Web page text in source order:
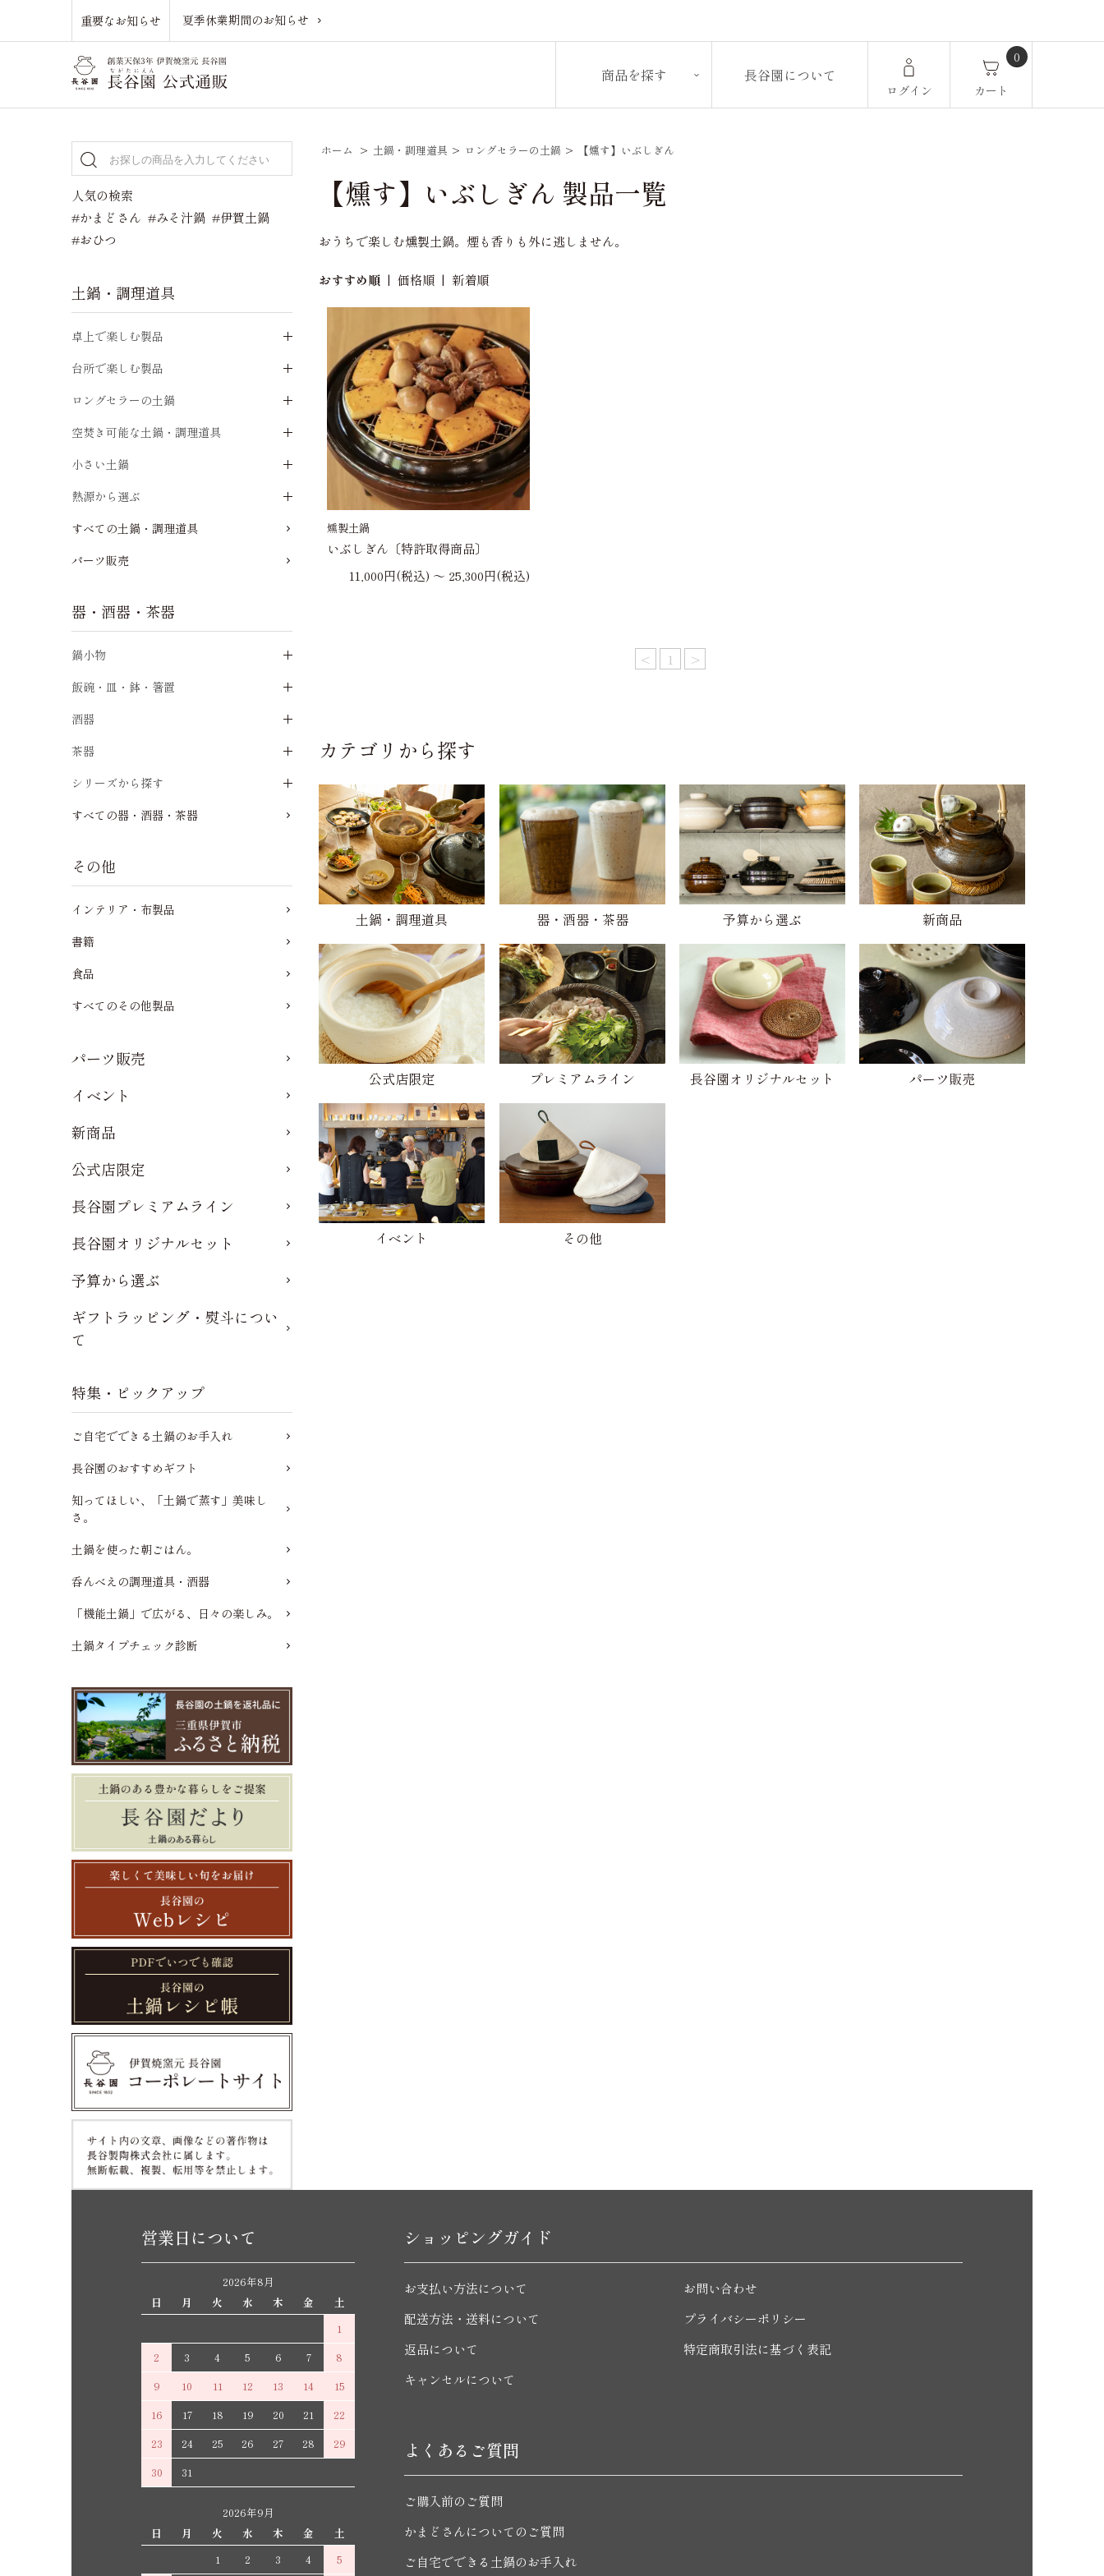
重要なお知らせ 夏季休業期間のお知らせ
商品を探す 長谷園について
ログイン
0
カート
ホーム > 土鍋・調理道具 > ロングセラーの土鍋 > 【燻す】いぶしぎん
【燻す】いぶしぎん 製品一覧
おうちで楽しむ燻製土鍋。煙も香りも外に逃しません。
おすすめ順 |価格順 | 新着順
燻製土鍋
いぶしぎん〔特許取得商品〕
11,000円(税込) 〜 25,300円(税込)
< 1 >
カテゴリから探す
土鍋・調理道具 器・酒器・茶器 予算から選ぶ 新商品
公式店限定 プレミアムライン 長谷園オリジナルセット パーツ販売
イベント その他
人気の検索
#かまどさん #みそ汁鍋 #伊賀土鍋
#おひつ
土鍋・調理道具
卓上で楽しむ製品
台所で楽しむ製品
ロングセラーの土鍋
空焚き可能な土鍋・調理道具
小さい土鍋
熱源から選ぶ
すべての土鍋・調理道具
パーツ販売
器・酒器・茶器
鍋小物
飯碗・皿・鉢・箸置
酒器
茶器
シリーズから探す
すべての器・酒器・茶器
その他
インテリア・布製品
書籍
食品
すべてのその他製品
パーツ販売
イベント
新商品
公式店限定
長谷園プレミアムライン
長谷園オリジナルセット
予算から選ぶ
ギフトラッピング・熨斗につい
て
特集・ピックアップ
ご自宅でできる土鍋のお手入れ
長谷園のおすすめギフト
知ってほしい、「土鍋で蒸す」美味し
さ。
土鍋を使った朝ごはん。
呑んべえの調理道具・酒器
「機能土鍋」で広がる、日々の楽しみ。
土鍋タイプチェック診断
営業日について
2026年8月
日
月 火 水 木 金
土
1
2
3 4 5 6 7
8
9
10 11 12 13 14
15
16
17 18 19 20 21
22
23
24 25 26 27 28
29
30
31
2026年9月
日
月 火 水 木 金
土
1
2 3 4 5
ショッピングガイド
お支払い方法について
配送方法・送料について
返品について
キャンセルについて
お問い合わせ
プライバシーポリシー
特定商取引法に基づく表記
よくあるご質問
ご購入前のご質問
かまどさんについてのご質問
ご自宅でできる土鍋のお手入れ